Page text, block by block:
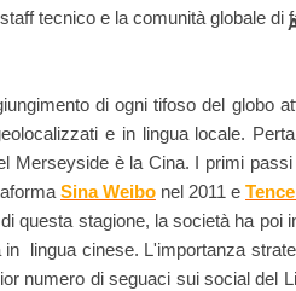
tecnico e la comunità globale di
di ogni tifoso del globo
e in lingua locale.
Merseyside è la Cina. I primi
Sina Weibo nel 2011 e
questa stagione, la società ha poi
lingua cinese. L'importanza
numero di seguaci sui social del